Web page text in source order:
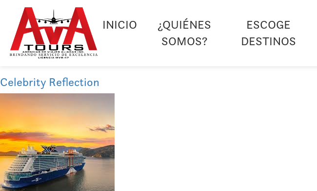
INICIO
¿QUIÉNES
SOMOS?
ESCOGE
DESTINOS
Celebrity Reflection